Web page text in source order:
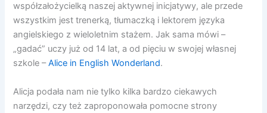
współzałożycielką naszej aktywnej inicjatywy, ale przede
wszystkim jest trenerką, tłumaczką i lektorem języka
angielskiego z wieloletnim stażem. Jak sama mówi –
„gadać” uczy już od 14 lat, a od pięciu w swojej własnej
szkole –Alice in English Wonderland.
Alicja podała nam nie tylko kilka bardzo ciekawych
narzędzi, czy też zaproponowała pomocne strony